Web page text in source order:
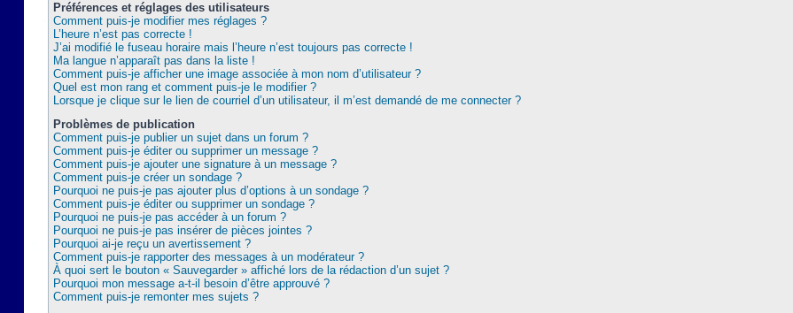
Préférences et réglages des utilisateurs
Comment puis-je modifier mes réglages ?
L’heure n’est pas correcte !
J’ai modifié le fuseau horaire mais l’heure n’est toujours pas correcte !
Ma langue n’apparaît pas dans la liste !
Comment puis-je afficher une image associée à mon nom d’utilisateur ?
Quel est mon rang et comment puis-je le modifier ?
Lorsque je clique sur le lien de courriel d’un utilisateur, il m’est demandé de me connecter ?
Problèmes de publication
Comment puis-je publier un sujet dans un forum ?
Comment puis-je éditer ou supprimer un message ?
Comment puis-je ajouter une signature à un message ?
Comment puis-je créer un sondage ?
Pourquoi ne puis-je pas ajouter plus d’options à un sondage ?
Comment puis-je éditer ou supprimer un sondage ?
Pourquoi ne puis-je pas accéder à un forum ?
Pourquoi ne puis-je pas insérer de pièces jointes ?
Pourquoi ai-je reçu un avertissement ?
Comment puis-je rapporter des messages à un modérateur ?
À quoi sert le bouton « Sauvegarder » affiché lors de la rédaction d’un sujet ?
Pourquoi mon message a-t-il besoin d’être approuvé ?
Comment puis-je remonter mes sujets ?